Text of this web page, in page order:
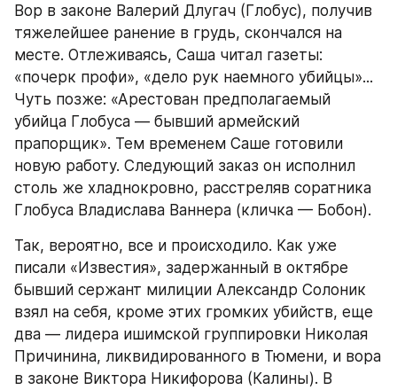
Вор в законе Валерий Длугач (Глобус), получив
тяжелейшее ранение в грудь, скончался на
месте. Отлеживаясь, Саша читал газеты:
«почерк профи», «дело рук наемного убийцы»...
Чуть позже: «Арестован предполагаемый
убийца Глобуса — бывший армейский
прапорщик». Тем временем Саше готовили
новую работу. Следующий заказ он исполнил
столь же хладнокровно, расстреляв соратника
Глобуса Владислава Ваннера (кличка — Бобон).
Так, вероятно, все и происходило. Как уже
писали «Известия», задержанный в октябре
бывший сержант милиции Александр Солоник
взял на себя, кроме этих громких убийств, еще
два — лидера ишимской группировки Николая
Причинина, ликвидированного в Тюмени, и вора
в законе Виктора Никифорова (Калины). В